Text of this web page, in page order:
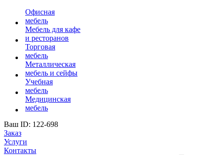
Офисная
мебель
Мебель для кафе
и ресторанов
Торговая
мебель
Металлическая
мебель и сейфы
Учебная
мебель
Медицинская
мебель
Ваш ID: 122-698
Заказ
Услуги
Контакты